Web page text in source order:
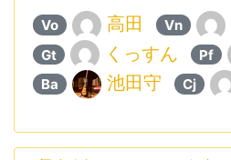
Vo 高田 Vn
Gt くっすん Pf
Ba 池田守 Cj